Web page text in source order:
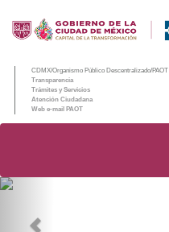
CDMX/Organismo Público Descentralizado/PAOT
Transparencia
Trámites y Servicios
Atención Ciudadana
Web e-mail PAOT